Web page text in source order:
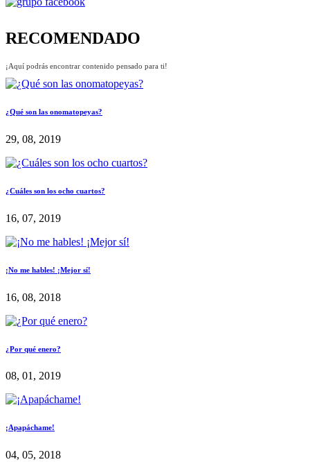
RECOMENDADO
¡Aquí podrás encontrar contenido pensado para ti!
¿Qué son las onomatopeyas?
29, 08, 2019
¿Cuáles son los ocho cuartos?
16, 07, 2019
¡No me hables! ¡Mejor sí!
16, 08, 2018
¿Por qué enero?
08, 01, 2019
¡Apapáchame!
04, 05, 2018